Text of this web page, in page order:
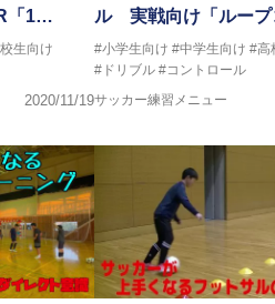
「1…
生向け
2020/11/19
ル 実戦向け「ルー
#小学生向け #中学生向け #高
#ドリブル #コントロール
サッカー練習メニュー